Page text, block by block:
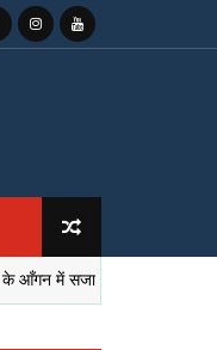
सजा नेतृत्व का मुकुट, नई पीढ़ी ने